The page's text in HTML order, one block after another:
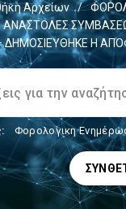
Αρχείων /
ΑΝΑΣΤΟΛΕΣ
ΔΗΜΟΣΙΕΥΘΗΚΕ Η
Φορολογικη